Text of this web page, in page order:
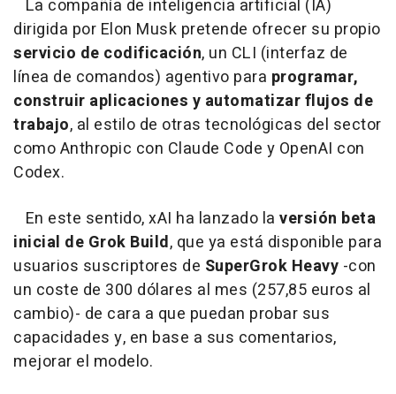
La compañía de inteligencia artificial (IA)
dirigida por Elon Musk pretende ofrecer su propio
servicio de codificación, un CLI (interfaz de
línea de comandos) agentivo para programar,
construir aplicaciones y automatizar flujos de
trabajo, al estilo de otras tecnológicas del sector
como Anthropic con Claude Code y OpenAI con
Codex.
En este sentido, xAI ha lanzado la versión beta
inicial de Grok Build, que ya está disponible para
usuarios suscriptores de SuperGrok Heavy -con
un coste de 300 dólares al mes (257,85 euros al
cambio)- de cara a que puedan probar sus
capacidades y, en base a sus comentarios,
mejorar el modelo.